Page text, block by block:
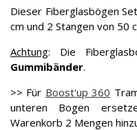
Dieser Fiberglasbögen
cm und 2 Stangen von 50
Achtung: Die
Gummibänder.
>> Für Boost'up 360
unteren Bogen
Warenkorb 2 Mengen